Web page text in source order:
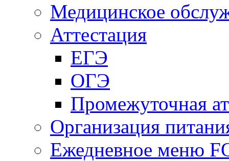
Медицинское
Аттестация
ЕГЭ
ОГЭ
Промежуточная
Организация
Ежедневное меню